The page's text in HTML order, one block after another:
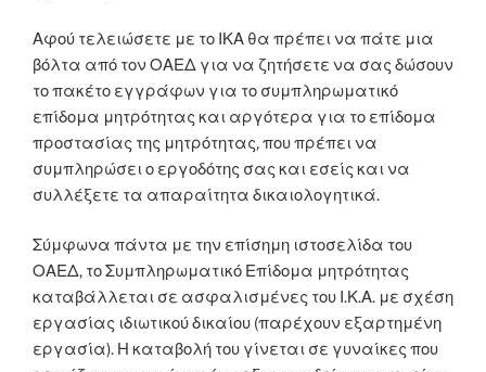
Αφού τελειώσετε με το ΙΚΑ θα πρέπει να πάτε μια
βόλτα από τον ΟΑΕΔ για να ζητήσετε να σας δώσουν
το πακέτο εγγράφων για το συμπληρωματικό
επίδομα μητρότητας και αργότερα για το επίδομα
προστασίας της μητρότητας, που πρέπει να
συμπληρώσει ο εργοδότης σας και εσείς και να
συλλέξετε τα απαραίτητα δικαιολογητικά.
Σύμφωνα πάντα με την επίσημη ιστοσελίδα του
ΟΑΕΔ, το Συμπληρωματικό Επίδομα μητρότητας
καταβάλλεται σε ασφαλισμένες του Ι.Κ.Α. με σχέση
εργασίας ιδιωτικού δικαίου (παρέχουν εξαρτημένη
εργασία). Η καταβολή του γίνεται σε γυναίκες που